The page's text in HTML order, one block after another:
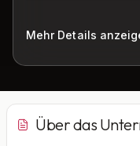
Mehr Details
Über das